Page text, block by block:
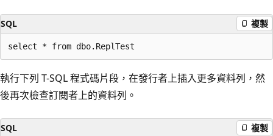
SQL 複製
執行下列 T-SQL 程式碼片段，在發行者上插入更多資料列，然
後再次檢查訂閱者上的資料列。
SQL 複製